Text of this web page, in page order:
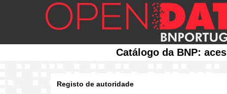
Catálogo da BNP:
Registo de autoridade